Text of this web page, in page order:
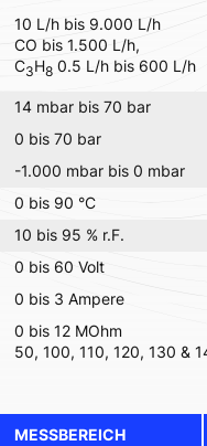
10 L/h bis 9.000 L/h
CO bis 1.500 L/h,
C3H80.5 L/h bis 600 L/h
14 mbar bis 70 bar
0 bis 70 bar
-1.000 mbar bis 0 mbar
0 bis 90 °C
10 bis 95 % r.F.
0 bis 60 Volt
0 bis 3 Ampere
0 bis 12 MOhm
50, 100, 110, 120, 130 &
MESSBEREICH